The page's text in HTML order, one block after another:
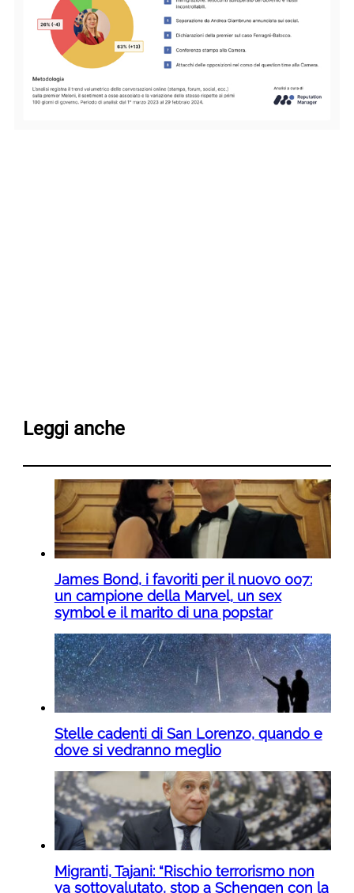
Leggi anche
James Bond, i favoriti per il nuovo 007:
un campione della Marvel, un sex
symbol e il marito di una popstar
Stelle cadenti di San Lorenzo, quando e
dove si vedranno meglio
Migranti, Tajani: “Rischio terrorismo non
va sottovalutato, stop a Schengen con la